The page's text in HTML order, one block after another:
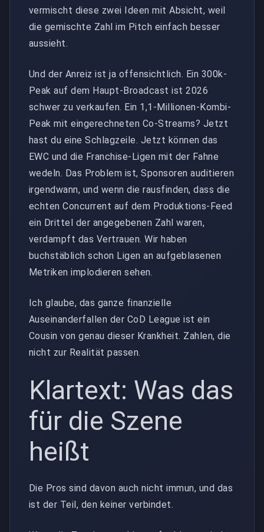
vermischt diese zwei Ideen mit Absicht, weil
die gemischte Zahl im Pitch einfach besser
aussieht.
Und der Anreiz ist ja offensichtlich. Ein 300k-
Peak auf dem Haupt-Broadcast ist 2026
schwer zu verkaufen. Ein 1,1-Millionen-Kombi-
Peak mit eingerechneten Co-Streams? Jetzt
hast du eine Schlagzeile. Jetzt können das
EWC und die Franchise-Ligen mit der Fahne
wedeln. Das Problem ist, Sponsoren auditieren
irgendwann, und wenn die rausfinden, dass die
echten Concurrent auf dem Produktions-Feed
ein Drittel der angegebenen Zahl waren,
verdampft das Vertrauen. Wir haben
buchstäblich schon Ligen an aufgeblasenen
Metriken implodieren sehen.
Ich glaube, das ganze finanzielle
Auseinanderfallen der CoD League ist ein
Cousin von genau dieser Krankheit. Zahlen, die
nicht zur Realität passen.
Klartext: Was das
für die Szene
heißt
Die Pros sind davon auch nicht immun, und das
ist der Teil, den keiner verbindet.